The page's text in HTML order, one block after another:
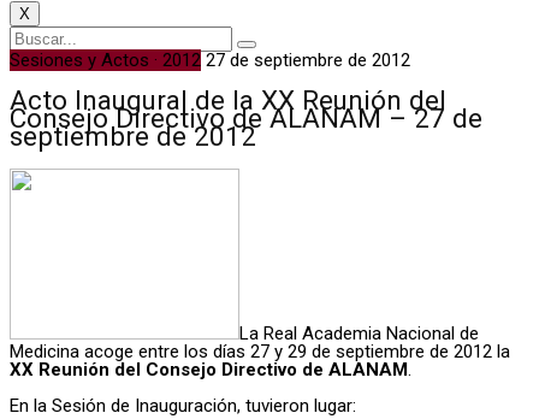
X
Sesiones y Actos · 2012 27 de septiembre de 2012
Acto Inaugural de la XX Reunión del
Consejo Directivo de ALANAM – 27 de
septiembre de 2012
La Real Academia Nacional de
Medicina acoge entre los días 27 y 29 de septiembre de 2012 la
XX Reunión del Consejo Directivo de ALANAM.
En la Sesión de Inauguración, tuvieron lugar: